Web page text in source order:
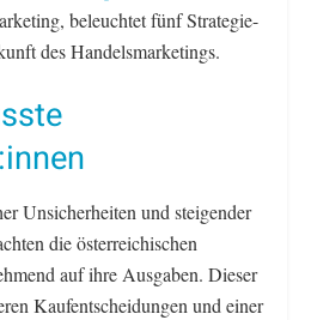
beleuchtet fünf Strategie-
des Handelsmarketings.
Unsicherheiten und steigender
die österreichischen
auf ihre Ausgaben. Dieser
Kaufentscheidungen und einer